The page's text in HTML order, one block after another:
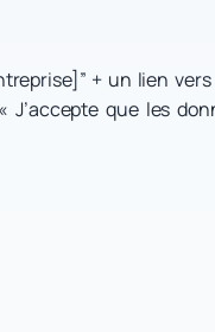
+ un lien
que les